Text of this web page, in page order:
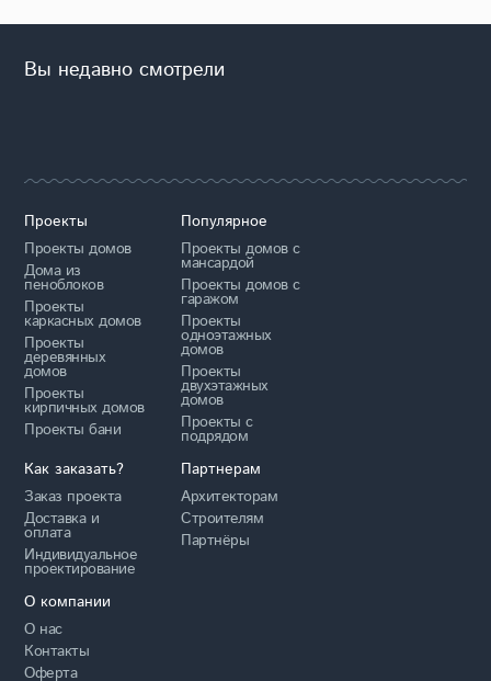
Вы недавно смотрели
Проекты
Проекты домов
Дома из
пеноблоков
Проекты
каркасных домов
Проекты
деревянных
домов
Проекты
кирпичных домов
Проекты бани
Популярное
Проекты домов с
мансардой
Проекты домов с
гаражом
Проекты
одноэтажных
домов
Проекты
двухэтажных
домов
Проекты с
подрядом
Как заказать?
Заказ проекта
Доставка и
оплата
Индивидуальное
проектирование
Партнерам
Архитекторам
Строителям
Партнёры
О компании
О нас
Контакты
Оферта